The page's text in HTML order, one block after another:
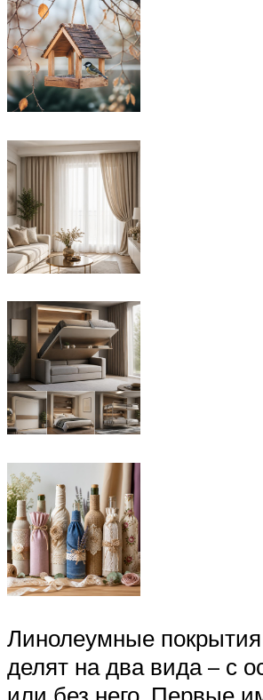
Линолеумные
делят на два вида – с